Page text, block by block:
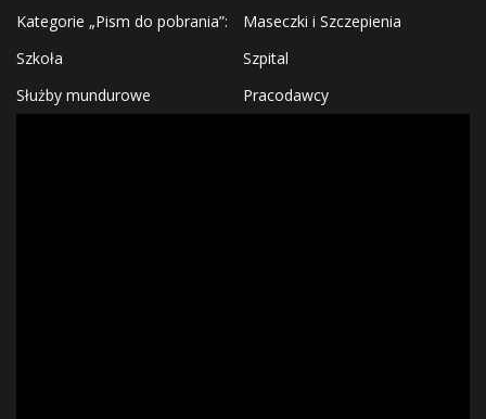
Kategorie „Pism do pobrania”:
Maseczki i Szczepienia
Szkoła
Szpital
Służby mundurowe
Pracodawcy